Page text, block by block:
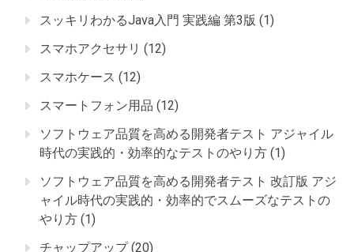
スッキリわかるJava入門 実践編 第3版 (1)
スマホアクセサリ (12)
スマホケース (12)
スマートフォン用品 (12)
ソフトウェア品質を高める開発者テスト アジャイル
時代の実践的・効率的なテストのやり方 (1)
ソフトウェア品質を高める開発者テスト 改訂版 アジ
ャイル時代の実践的・効率的でスムーズなテストの
やり方 (1)
チャップアップ(20)